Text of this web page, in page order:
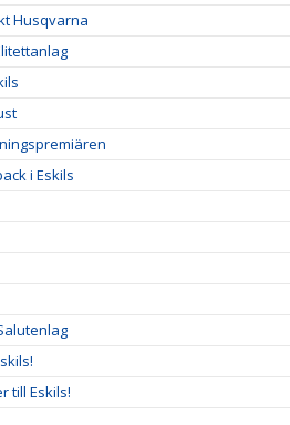
Husqvarna
i Eskils
till Eskils!